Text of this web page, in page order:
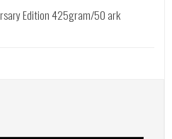
Edition 425gram/50 ark